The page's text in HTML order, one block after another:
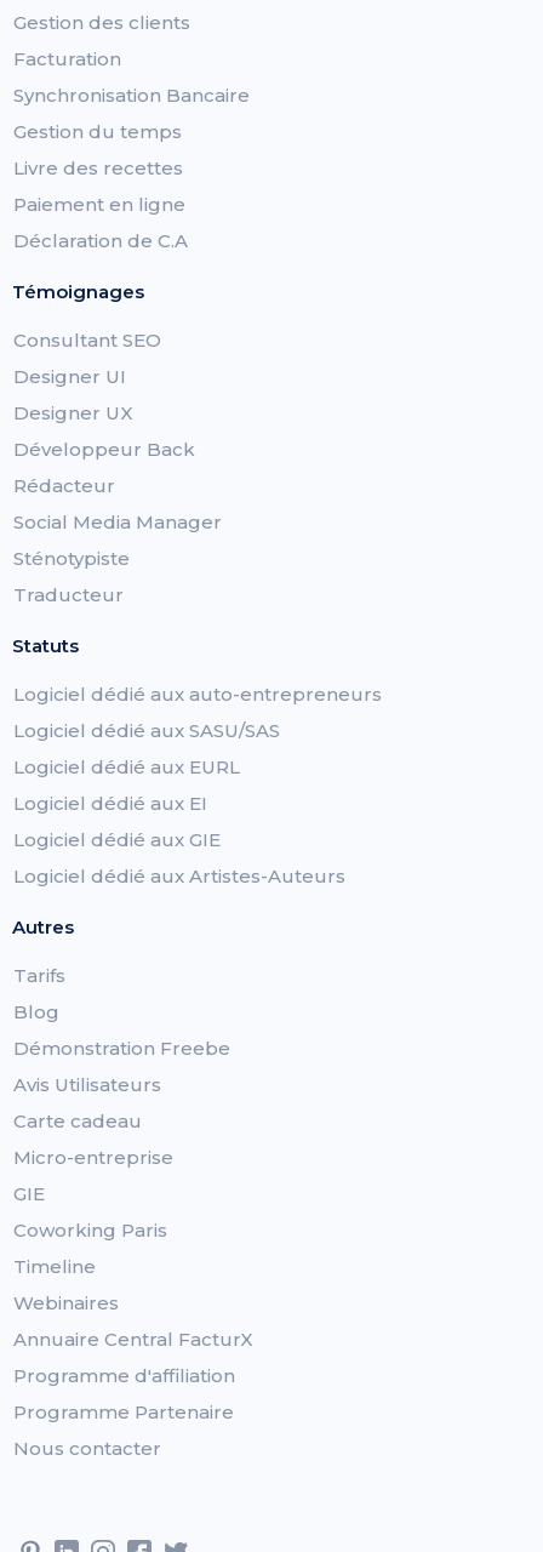
Gestion des clients
Facturation
Synchronisation Bancaire
Gestion du temps
Livre des recettes
Paiement en ligne
Déclaration de C.A
Témoignages
Consultant SEO
Designer UI
Designer UX
Développeur Back
Rédacteur
Social Media Manager
Sténotypiste
Traducteur
Statuts
Logiciel dédié aux auto-entrepreneurs
Logiciel dédié aux SASU/SAS
Logiciel dédié aux EURL
Logiciel dédié aux EI
Logiciel dédié aux GIE
Logiciel dédié aux Artistes-Auteurs
Autres
Tarifs
Blog
Démonstration Freebe
Avis Utilisateurs
Carte cadeau
Micro-entreprise
GIE
Coworking Paris
Timeline
Webinaires
Annuaire Central FacturX
Programme d'affiliation
Programme Partenaire
Nous contacter